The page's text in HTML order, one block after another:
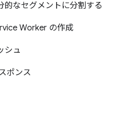
的なセグメントに分割する
Worker の作成
シュ
ポンス